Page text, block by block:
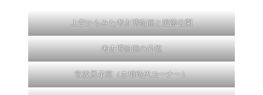
上空からみた考古博物館と遺跡公園
考古博物館の外観
常設展示室（古墳時代コーナー）